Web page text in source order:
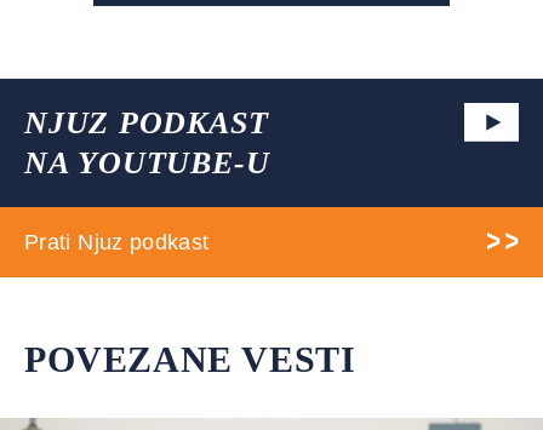
NJUZ PODKAST
NA YOUTUBE-U
Prati Njuz podkast
POVEZANE VESTI